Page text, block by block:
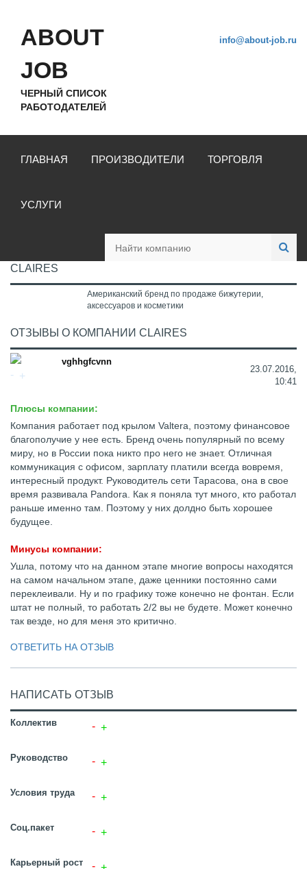
ABOUT
JOB
ЧЕРНЫЙ СПИСОК
РАБОТОДАТЕЛЕЙ
info@about-job.ru
ГЛАВНАЯ ПРОИЗВОДИТЕЛИ ТОРГОВЛЯ
УСЛУГИ
CLAIRES
Американский бренд по продаже бижутерии,
аксессуаров и косметики
ОТЗЫВЫ О КОМПАНИИ CLAIRES
vghhgfcvnn
23.07.2016,
10:41
Плюсы компании:
Компания работает под крылом Valtera, поэтому финансовое
благополучие у нее есть. Бренд очень популярный по всему
миру, но в России пока никто про него не знает. Отличная
коммуникация с офисом, зарплату платили всегда вовремя,
интересный продукт. Руководитель сети Тарасова, она в свое
время развивала Pandora. Как я поняла тут много, кто работал
раньше именно там. Поэтому у них долдно быть хорошее
будущее.
Минусы компании:
Ушла, потому что на данном этапе многие вопросы находятся
на самом начальном этапе, даже ценники постоянно сами
переклеивали. Ну и по графику тоже конечно не фонтан. Если
штат не полный, то работать 2/2 вы не будете. Может конечно
так везде, но для меня это критично.
ОТВЕТИТЬ НА ОТЗЫВ
НАПИСАТЬ ОТЗЫВ
Коллектив
Руководство
Условия труда
Соц.пакет
Карьерный рост